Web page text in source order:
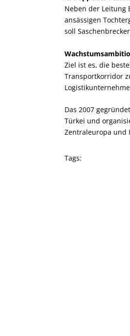
Neben der Leitung
ansässigen
soll
Ziel ist es, die
Transportkorridor
Das 2007
Türkei und
Zentraleuropa und
Tags: